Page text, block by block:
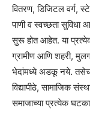
वितरण, डिजिटल वर्ग,
पाणी व स्वच्छता सुविधा
सुरू होत आहेत. या
ग्रामीण आणि शहरी,
भेदांमध्ये अडकू नये. तसेच
विद्यापीठे, सामाजिक
समाजाच्या प्रत्येक